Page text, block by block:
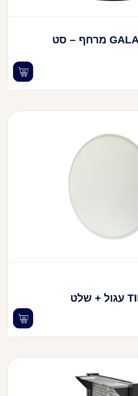
צמוד תקרה GALAXY מרחף – סט